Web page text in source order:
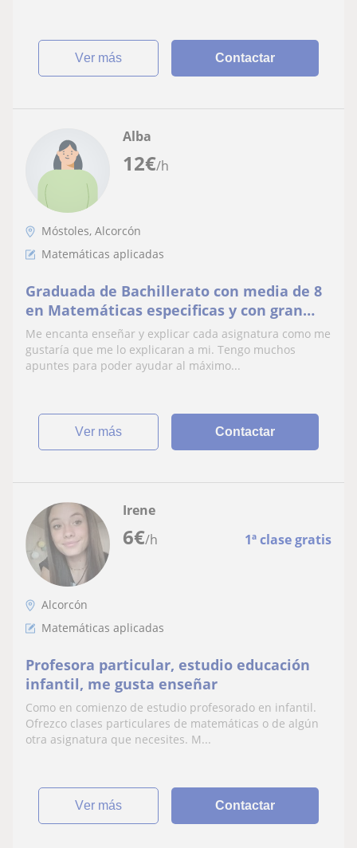
ver más Contactar
12€/h
Alba
Móstoles, Alcorcón
Matemáticas aplicadas
Graduada de Bachillerato con media de 8
en Matemáticas especificas y con gran
cantidad de apuntes
Me encanta enseñar y explicar cada asignatura como me
gustaría que me lo explicaran a mi. Tengo muchos
apuntes para poder ayudar al máximo...
ver más Contactar
6€/h 1ª clase gratis
Irene
Alcorcón
Matemáticas aplicadas
Profesora particular, estudio educación
infantil, me gusta enseñar
Como en comienzo de estudio profesorado en infantil.
Ofrezco clases particulares de matemáticas o de algún
otra asignatura que necesites. M...
ver más Contactar